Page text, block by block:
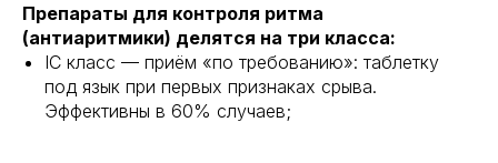
Препараты для контроля ритма
(антиаритмики) делятся на три класса:
IC класс — приём «по требованию»: таблетку
под язык при первых признаках срыва.
Эффективны в 60% случаев;